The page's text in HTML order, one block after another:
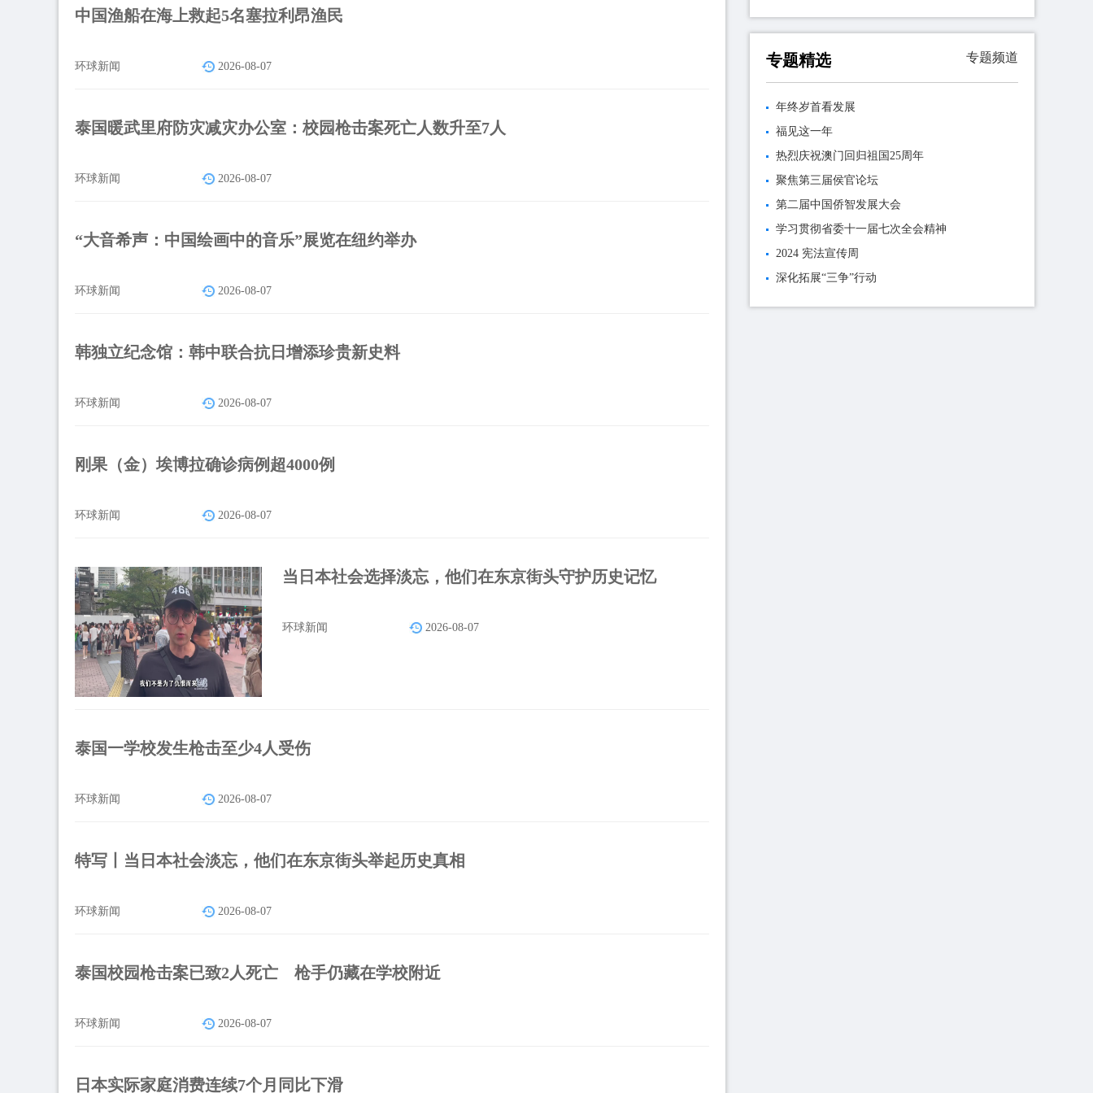
中国渔船在海上救起5名塞拉利昂渔民
环球新闻 2026-08-07
泰国暖武里府防灾减灾办公室：校园枪击案死亡人数升至7人
环球新闻 2026-08-07
“大音希声：中国绘画中的音乐”展览在纽约举办
环球新闻 2026-08-07
韩独立纪念馆：韩中联合抗日增添珍贵新史料
环球新闻 2026-08-07
刚果（金）埃博拉确诊病例超4000例
环球新闻 2026-08-07
当日本社会选择淡忘，他们在东京街头守护历史记忆
环球新闻 2026-08-07
泰国一学校发生枪击至少4人受伤
环球新闻 2026-08-07
特写丨当日本社会淡忘，他们在东京街头举起历史真相
环球新闻 2026-08-07
泰国校园枪击案已致2人死亡 枪手仍藏在学校附近
环球新闻 2026-08-07
日本实际家庭消费连续7个月同比下滑
专题精选 专题频道
年终岁首看发展
福见这一年
热烈庆祝澳门回归祖国25周年
聚焦第三届侯官论坛
第二届中国侨智发展大会
学习贯彻省委十一届七次全会精神
2024 宪法宣传周
深化拓展“三争”行动